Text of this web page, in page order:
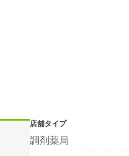
店舗タイプ
調剤薬局